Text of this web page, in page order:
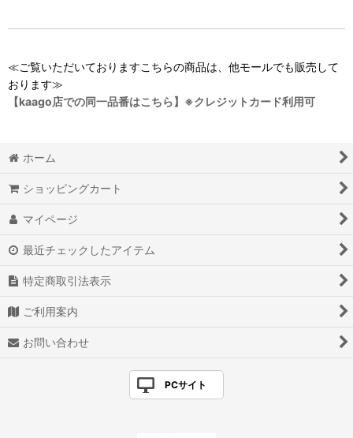
≪ご覧いただいておりますこちらの商品は、他モールでも販売して
おります≫
【kaago店での同一品番はこちら】※クレジットカード利用可
ホーム
ショッピングカート
マイページ
最近チェックしたアイテム
特定商取引法表示
ご利用案内
お問い合わせ
PCサイト